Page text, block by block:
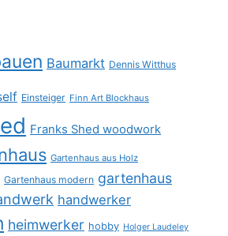
Baumarkt Dennis Witthus
Einsteiger Finn Art Blockhaus
Franks Shed woodwork
Gartenhaus aus Holz
Gartenhaus modern gartenhaus
handwerker
heimwerker hobby Holger Laudeley